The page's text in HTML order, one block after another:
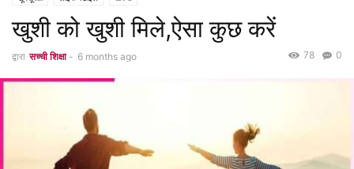
खुशी को खुशी मिले,ऐसा कुछ करें
द्वारा सच्ची शिक्षा - 6 months ago 0
78